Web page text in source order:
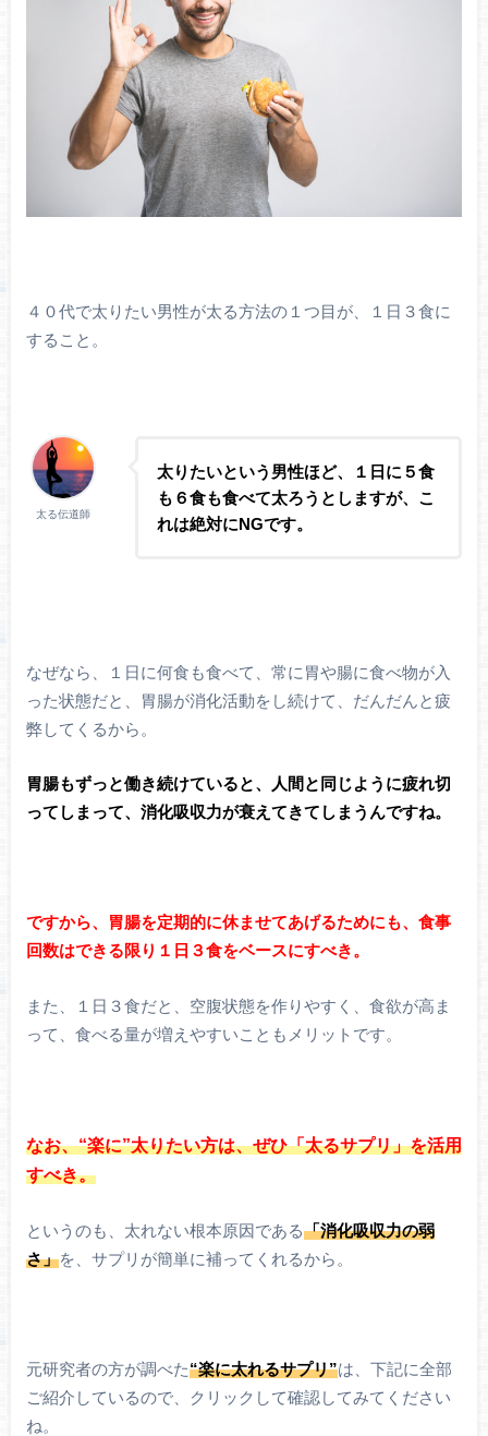
４０代で太りたい男性が太る方法の１つ目が、１日３食に
すること。
太る伝道師
太りたいという男性ほど、１日に５食
も６食も食べて太ろうとしますが、こ
れは絶対にNGです。
なぜなら、１日に何食も食べて、常に胃や腸に食べ物が入
った状態だと、胃腸が消化活動をし続けて、だんだんと疲
弊してくるから。
胃腸もずっと働き続けていると、人間と同じように疲れ切
ってしまって、消化吸収力が衰えてきてしまうんですね。
ですから、胃腸を定期的に休ませてあげるためにも、食事
回数はできる限り１日３食をベースにすべき。
また、１日３食だと、空腹状態を作りやすく、食欲が高ま
って、食べる量が増えやすいこともメリットです。
なお、“楽に”太りたい方は、ぜひ「太るサプリ」を活用
すべき。
というのも、太れない根本原因である「消化吸収力の弱
さ」を、サプリが簡単に補ってくれるから。
元研究者の方が調べた“楽に太れるサプリ”は、下記に全部
ご紹介しているので、クリックして確認してみてください
ね。